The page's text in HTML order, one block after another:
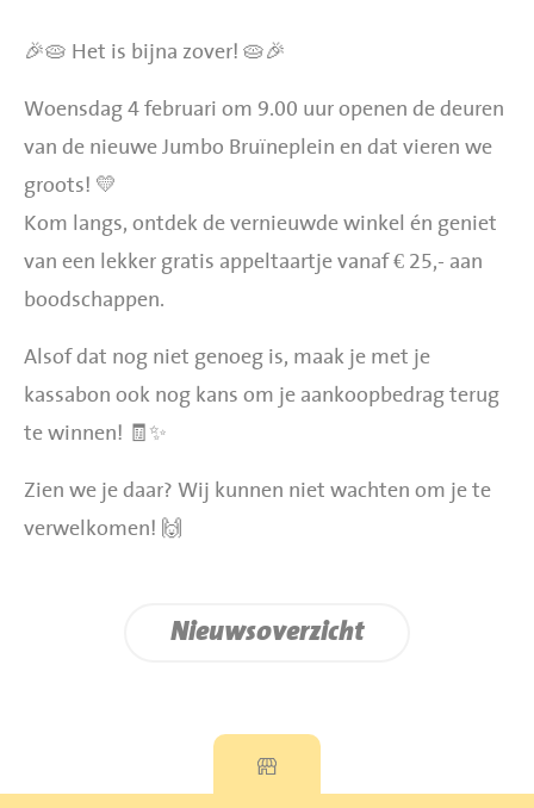
🎉🥧 Het is bijna zover! 🥧🎉
Woensdag 4 februari om 9.00 uur openen de deuren
van de nieuwe Jumbo Bruïneplein en dat vieren we
groots! 💛
Kom langs, ontdek de vernieuwde winkel én geniet
van een lekker gratis appeltaartje vanaf € 25,- aan
boodschappen.
Alsof dat nog niet genoeg is, maak je met je
kassabon ook nog kans om je aankoopbedrag terug
te winnen! 🧾✨
Zien we je daar? Wij kunnen niet wachten om je te
verwelkomen! 🙌
Nieuwsoverzicht